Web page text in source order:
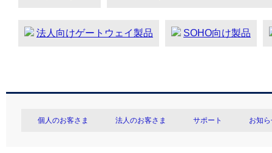
法人向けゲートウェイ製品 SOHO向け製品
個人のお客さま 法人のお客さま サポート お知